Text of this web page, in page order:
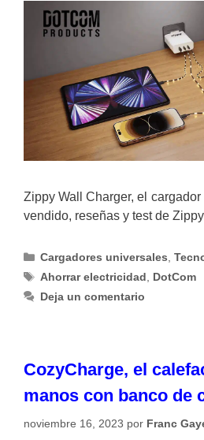
Zippy Wall Charger, el
vendido, reseñas y test de
Categorías
Cargadores universales,
Etiquetas
Ahorrar electricidad, DotCom
Deja un comentario
CozyCharge, el
manos con banco de
noviembre 16, 2023 por Franc